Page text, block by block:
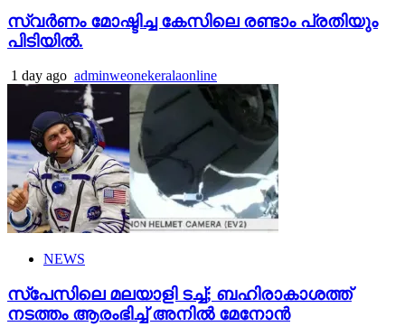
സ്വർണം മോഷ്ടിച്ച കേസിലെ രണ്ടാം പ്രതിയും
പിടിയിൽ.
1 day ago adminweonekeralaonline
NEWS
സ്‌പേസിലെ മലയാളി ടച്ച്; ബഹിരാകാശത്ത്
നടത്തം ആരംഭിച്ച് അനില്‍ മേനോന്‍